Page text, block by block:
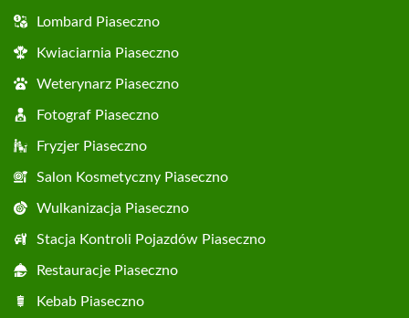
Lombard Piaseczno
Kwiaciarnia Piaseczno
Weterynarz Piaseczno
Fotograf Piaseczno
Fryzjer Piaseczno
Salon Kosmetyczny Piaseczno
Wulkanizacja Piaseczno
Stacja Kontroli Pojazdów Piaseczno
Restauracje Piaseczno
Kebab Piaseczno